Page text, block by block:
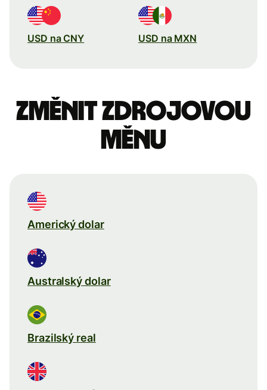
USD na CNY USD na MXN
Změnit zdrojovou
měnu
Americký dolar
Australský dolar
Brazilský real